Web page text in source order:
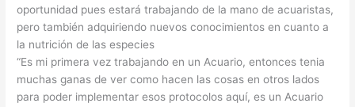
oportunidad pues estará trabajando de la mano de acuaristas,
pero también adquiriendo nuevos conocimientos en cuanto a
la nutrición de las especies
“Es mi primera vez trabajando en un Acuario, entonces tenia
muchas ganas de ver como hacen las cosas en otros lados
para poder implementar esos protocolos aquí, es un Acuario